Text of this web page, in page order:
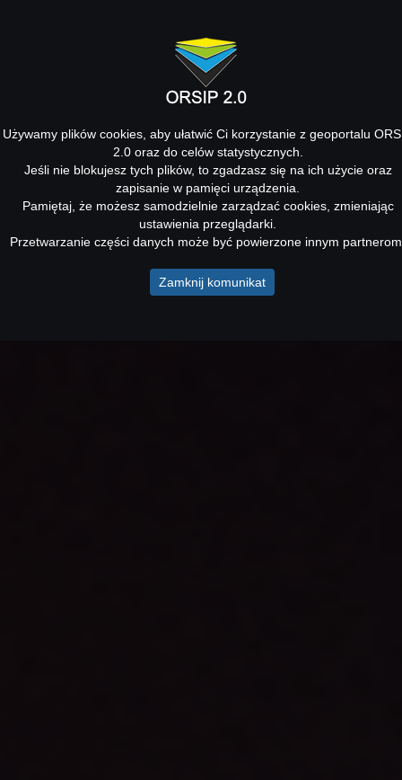
Używamy plików cookies, aby ułatwić Ci korzystanie z geoportalu
2.0 oraz do celów statystycznych.
Jeśli nie blokujesz tych plików, to zgadzasz się na ich użycie oraz
zapisanie w pamięci urządzenia.
Pamiętaj, że możesz samodzielnie zarządzać cookies, zmieniając
ustawienia przeglądarki.
Przetwarzanie części danych może być powierzone innym
Zamknij komunikat